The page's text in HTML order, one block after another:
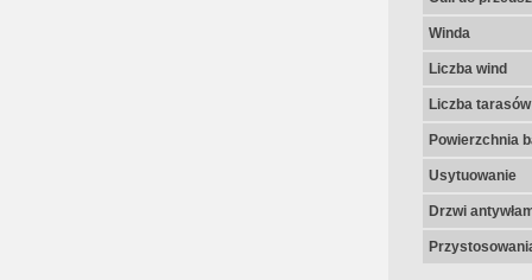
Winda
Liczba wind
Liczba tarasów
Powierzchnia
Usytuowanie
Drzwi